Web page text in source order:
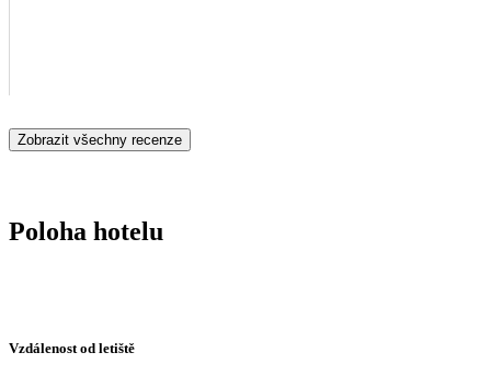
Zobrazit všechny recenze
Poloha hotelu
Vzdálenost od letiště